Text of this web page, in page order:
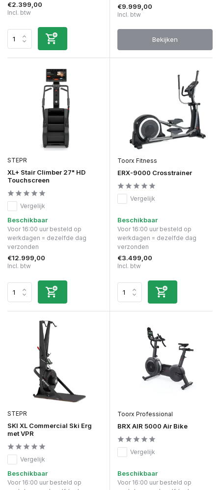
€2.399,00
Incl. btw
€9.999,00
Incl. btw
Bekijken
STEPR
XL+ Stair Climber 27" HD
Touchscreen
Vergelijk
Beschikbaar
Voor 16:00 uur besteld op
werkdagen = dezelfde dag
verzonden
€12.999,00
Incl. btw
Toorx Fitness
ERX-9000 Crosstrainer
Vergelijk
Beschikbaar
Voor 16:00 uur besteld op
werkdagen = dezelfde dag
verzonden
€3.499,00
Incl. btw
STEPR
SKI XL Commercial Ski Erg
met VPR
Vergelijk
Beschikbaar
Voor 16:00 uur besteld op
Toorx Professional
BRX AIR 5000 Air Bike
Vergelijk
Beschikbaar
Voor 16:00 uur besteld op